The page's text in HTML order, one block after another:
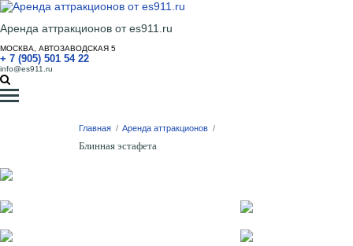
Аренда аттракционов от es911.ru
МОСКВА, АВТОЗАВОДСКАЯ 5
+ 7 (905) 501 54 22
info@es911.ru
Главная / Аренда аттракционов /
Блинная эстафета